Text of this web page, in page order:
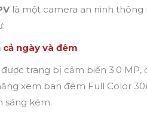
là một camera an ninh thông
cả ngày và đêm
được trang bị cảm biến 3.0 MP,
xem ban đêm Full Color
sáng kém.